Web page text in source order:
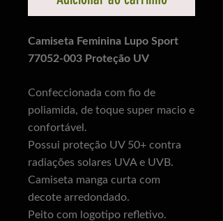
Camiseta Feminina Lupo Sport
77052-003 Proteção UV
Confeccionada com fio de
poliamida, de toque super macio e
confortável.
Possui proteção UV 50+ contra
radiações solares UVA e UVB.
Camiseta manga curta com
decote arredondado.
Peito com logotipo refletivo.